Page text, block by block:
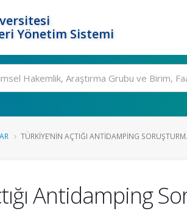
Yönetim Sistemi
TÜRKIYE’NIN AÇTIĞI ANTIDAMPING
Antidamping